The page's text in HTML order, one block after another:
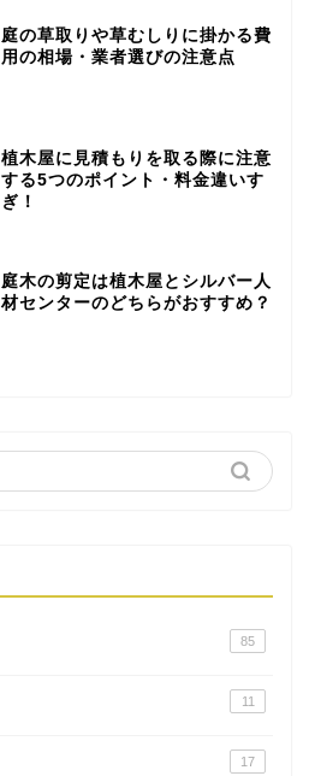
庭の草取りや草むしりに掛かる費
用の相場・業者選びの注意点
植木屋に見積もりを取る際に注意
する5つのポイント・料金違いす
ぎ！
庭木の剪定は植木屋とシルバー人
材センターのどちらがおすすめ？
85
11
17